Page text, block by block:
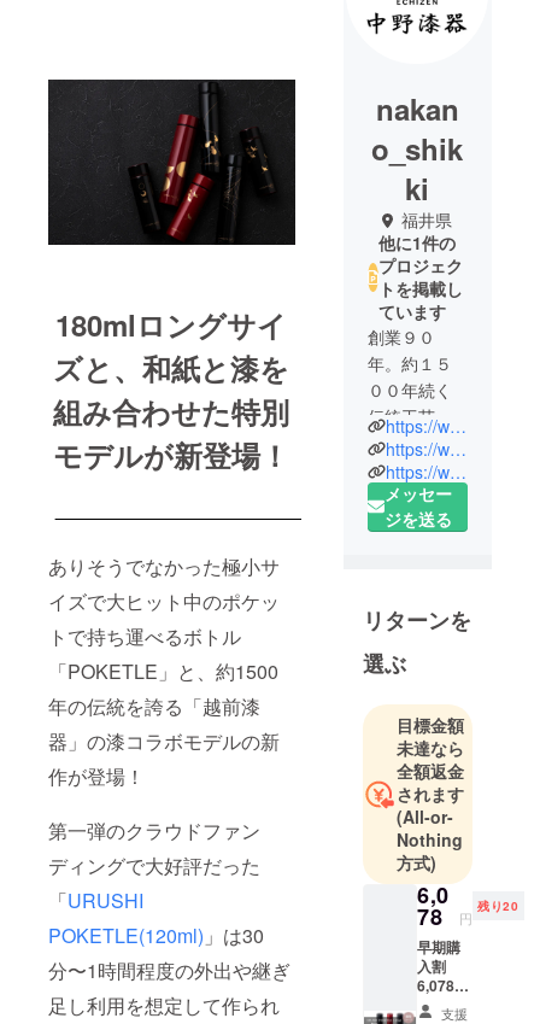
180mlロングサイ
ズと、和紙と漆を
組み合わせた特別
モデルが新登場！
ありそうでなかった極小サ
イズで大ヒット中のポケッ
トで持ち運べるボトル
「POKETLE」と、約1500
年の伝統を誇る「越前漆
器」の漆コラボモデルの新
作が登場！
第一弾のクラウドファン
ディングで大好評だった
「URUSHI
POKETLE(120ml) 」は30
分〜1時間程度の外出や継ぎ
足し利用を想定して作られ
nakan
o_shik
ki
福井県
他に1件の
プロジェク
トを掲載し
ています
創業９０
年。約１５
００年続く
伝統工芸
「越前漆
器」産地、
福井県鯖江
市にて、こ
てきまし
た。
近年は漆の
良さを伝え
ることで
もっと愛用
者を増や
し、漆の文
化を継承し
ていきたい
という思い
で、現代の
ライフスタ
イルに合わ
せた商品作
https://www.nakano-shikki.com/
https://www.facebook.com/nakano.shikki
https://www.instagram.com/nakano_shikki/
メッセー
ジを送る
リターンを
選ぶ
目標金額
未達なら
全額返金
されます
(All-or-
Nothing
方式)
6,0
78 円
残り20
早期購
入割
6,078円
（税支援